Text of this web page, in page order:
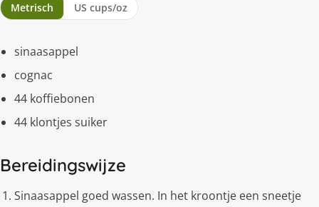
Metrisch US cups/oz
sinaasappel
cognac
44 koffiebonen
44 klontjes suiker
Bereidingswijze
Sinaasappel goed wassen. In het kroontje een sneetje